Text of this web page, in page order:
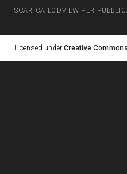
SCARICA LODVIEW PER
Licensed under Creative